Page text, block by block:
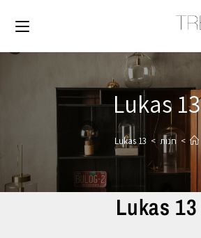
Lukas 13
> חנות >
Lukas 13
Lukas 13